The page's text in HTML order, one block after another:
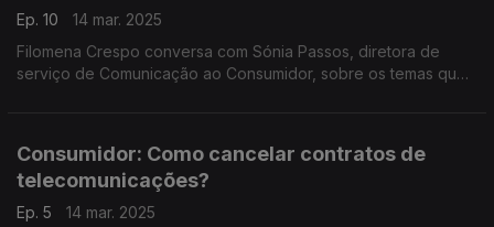
Ep. 10
14 mar. 2025
Filomena Crespo conversa com Sónia Passos, diretora de
serviço de Comunicação ao Consumidor, sobre os temas que
Consumidor: Como cancelar contratos de
telecomunicações?
Ep. 5
14 mar. 2025